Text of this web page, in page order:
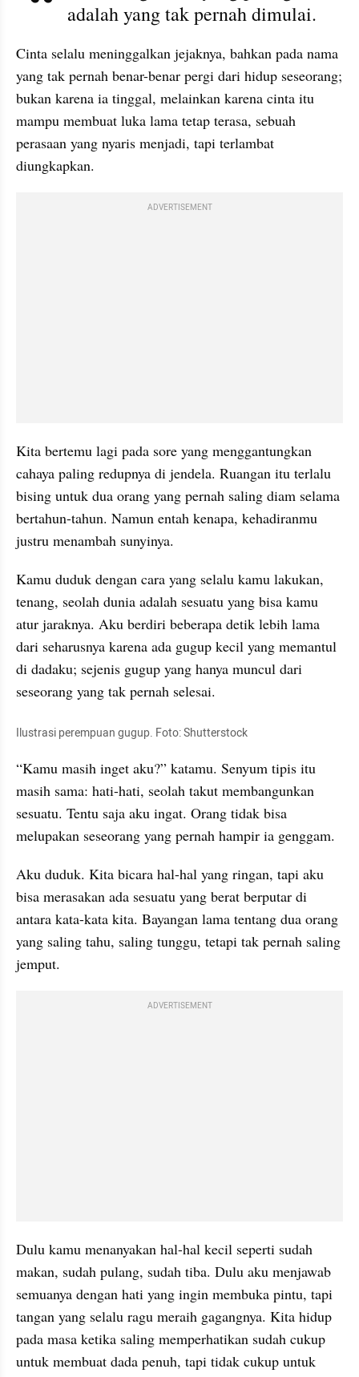
adalah yang tak pernah dimulai.
Cinta selalu meninggalkan jejaknya, bahkan pada nama
yang tak pernah benar-benar pergi dari hidup seseorang;
bukan karena ia tinggal, melainkan karena cinta itu
mampu membuat luka lama tetap terasa, sebuah
perasaan yang nyaris menjadi, tapi terlambat
diungkapkan.
ADVERTISEMENT
Kita bertemu lagi pada sore yang menggantungkan
cahaya paling redupnya di jendela. Ruangan itu terlalu
bising untuk dua orang yang pernah saling diam selama
bertahun-tahun. Namun entah kenapa, kehadiranmu
justru menambah sunyinya.
Kamu duduk dengan cara yang selalu kamu lakukan,
tenang, seolah dunia adalah sesuatu yang bisa kamu
atur jaraknya. Aku berdiri beberapa detik lebih lama
dari seharusnya karena ada gugup kecil yang memantul
di dadaku; sejenis gugup yang hanya muncul dari
seseorang yang tak pernah selesai.
Ilustrasi perempuan gugup. Foto: Shutterstock
“Kamu masih inget aku?” katamu. Senyum tipis itu
masih sama: hati-hati, seolah takut membangunkan
sesuatu. Tentu saja aku ingat. Orang tidak bisa
melupakan seseorang yang pernah hampir ia genggam.
Aku duduk. Kita bicara hal-hal yang ringan, tapi aku
bisa merasakan ada sesuatu yang berat berputar di
antara kata-kata kita. Bayangan lama tentang dua orang
yang saling tahu, saling tunggu, tetapi tak pernah saling
jemput.
ADVERTISEMENT
Dulu kamu menanyakan hal-hal kecil seperti sudah
makan, sudah pulang, sudah tiba. Dulu aku menjawab
semuanya dengan hati yang ingin membuka pintu, tapi
tangan yang selalu ragu meraih gagangnya. Kita hidup
pada masa ketika saling memperhatikan sudah cukup
untuk membuat dada penuh, tapi tidak cukup untuk